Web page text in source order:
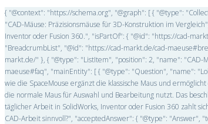
{ "@context": "https://schema.org", "@graph": [ { "@type":
"CAD-Mäuse: Präzisionsmäuse für 3D-Konstruktion im
Inventor oder Fusion 360.", "isPartOf": { "@id": "https://cad-
"BreadcrumbList", "@id": "https://cad-markt.de/cad-
markt.de/" }, { "@type": "ListItem", "position": 2, "name":
maeuse#faq", "mainEntity": [ { "@type": "Question", "name":
wie die SpaceMouse ergänzt die klassische Maus und
die normale Maus für Auswahl und Bearbeitung nutzt. Das
täglicher Arbeit in SolidWorks, Inventor oder Fusion 360 zahlt
CAD-Arbeit sinnvoll?", "acceptedAnswer": { "@type":